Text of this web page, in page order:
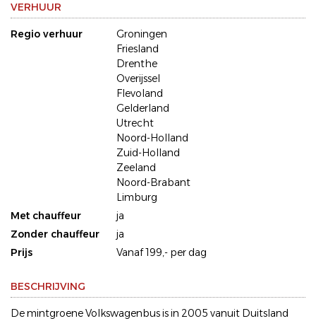
VERHUUR
Regio verhuur
Groningen
Friesland
Drenthe
Overijssel
Flevoland
Gelderland
Utrecht
Noord-Holland
Zuid-Holland
Zeeland
Noord-Brabant
Limburg
Met chauffeur
ja
Zonder chauffeur
ja
Prijs
Vanaf 199,- per dag
BESCHRIJVING
De mintgroene Volkswagenbus is in 2005 vanuit Duitsland